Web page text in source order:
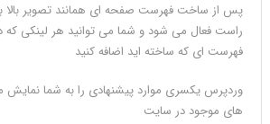
پس از ساخت فهرست صفحه ای همانند تصویر
راست فعال می شود و شما می توانید هر لینکی که
فهرست ای که ساخته اید اضافه کنید
وردپرس یکسری موارد پیشنهادی را به شما نمایش
های موجود در سایت